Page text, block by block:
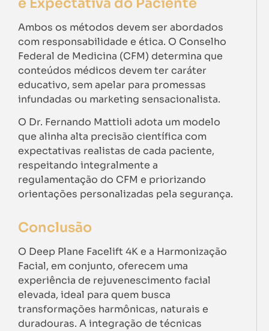
Ambos os métodos devem ser abordados
com responsabilidade e ética. O Conselho
Federal de Medicina (CFM) determina que
conteúdos médicos devem ter caráter
educativo, sem apelar para promessas
infundadas ou marketing sensacionalista.
O Dr. Fernando Mattioli adota um modelo
que alinha alta precisão científica com
expectativas realistas de cada paciente,
respeitando integralmente a
regulamentação do CFM e priorizando
orientações personalizadas pela segurança.
Conclusão
O Deep Plane Facelift 4K e a Harmonização
Facial, em conjunto, oferecem uma
experiência de rejuvenescimento facial
elevada, ideal para quem busca
transformações harmônicas, naturais e
duradouras. A integração de técnicas